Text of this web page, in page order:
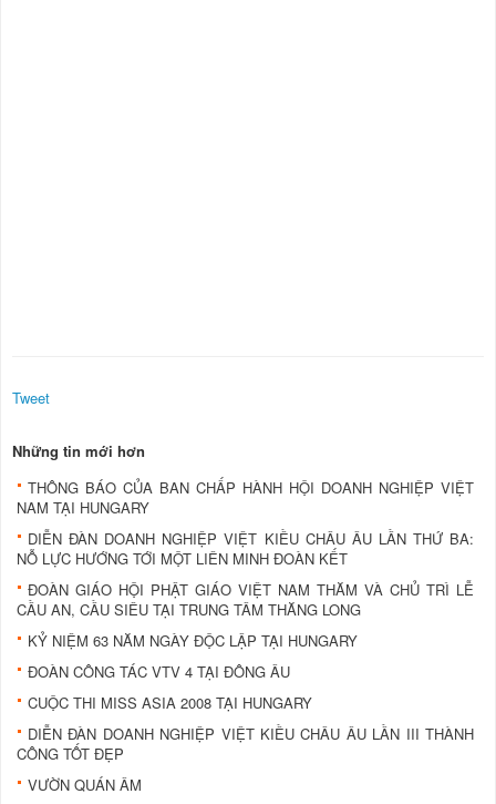
Tweet
Những tin mới hơn
THÔNG BÁO CỦA BAN CHẤP HÀNH HỘI DOANH NGHIỆP VIỆT
NAM TẠI HUNGARY
DIỄN ĐÀN DOANH NGHIỆP VIỆT KIỀU CHÂU ÂU LẦN THỨ BA:
NỖ LỰC HƯỚNG TỚI MỘT LIÊN MINH ĐOÀN KẾT
ĐOÀN GIÁO HỘI PHẬT GIÁO VIỆT NAM THĂM VÀ CHỦ TRÌ LỄ
CẦU AN, CẦU SIÊU TẠI TRUNG TÂM THĂNG LONG
KỶ NIỆM 63 NĂM NGÀY ĐỘC LẬP TẠI HUNGARY
ĐOÀN CÔNG TÁC VTV 4 TẠI ĐÔNG ÂU
CUỘC THI MISS ASIA 2008 TẠI HUNGARY
DIỄN ĐÀN DOANH NGHIỆP VIỆT KIỀU CHÂU ÂU LẦN III THÀNH
CÔNG TỐT ĐẸP
VƯỜN QUÁN ÂM